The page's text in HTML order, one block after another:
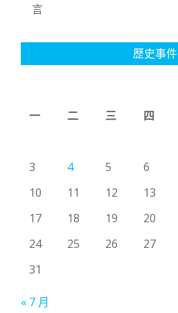
言
歷史事件
一
二 三 四
3
4 5 6
10
11 12 13
17
18 19 20
24
25 26 27
31
« 7 月